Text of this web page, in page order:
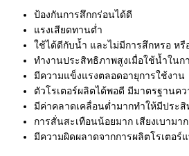
ป้องกันการสึกกร่อนได้ดี
แรงเสียดทานต่ำ
ใช้ได้ดีกับน้ำ และไม่มีการสึกหรอ หรื
ทำงานประสิทธิภาพสูงเมื่อใช้น้ำในก
มีความแข็งแรงตลอดอายุการใช้งาน
ตัวโรเตอร์ผลิตได้พอดี มีมาตรฐานคว
มีค่าคลาดเคลื่อนต่ำมากทำให้มีประสิ
การสั่นสะเทือนน้อยมาก เสียงเบามาก
มีความผิดผลาดจากการผลิตโรเตอร์